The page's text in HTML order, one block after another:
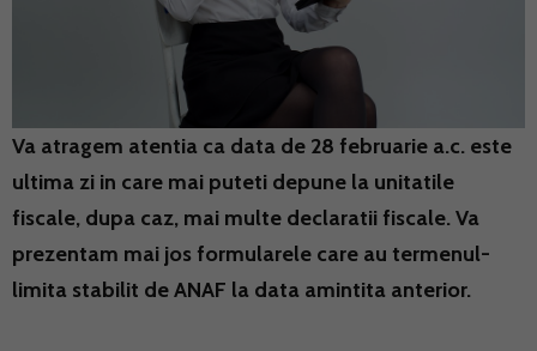
Va atragem atentia ca data de 28 februarie a.c. este
ultima zi in care mai puteti depune la unitatile
fiscale, dupa caz, mai multe declaratii fiscale. Va
prezentam mai jos formularele care au termenul-
limita stabilit de ANAF la data amintita anterior.